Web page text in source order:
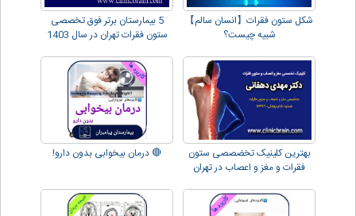
شکل ستون فقرات【انسان سالم】
شبیه چیست؟
5 بیمارستان برتر فوق تخصصی
ستون فقرات تهران در سال 1403
بهترین کلینیک تخضصصی ستون
فقرات و مغز و اعصاب در تهران
🔴 درمان بیخوابی بدون دارو!